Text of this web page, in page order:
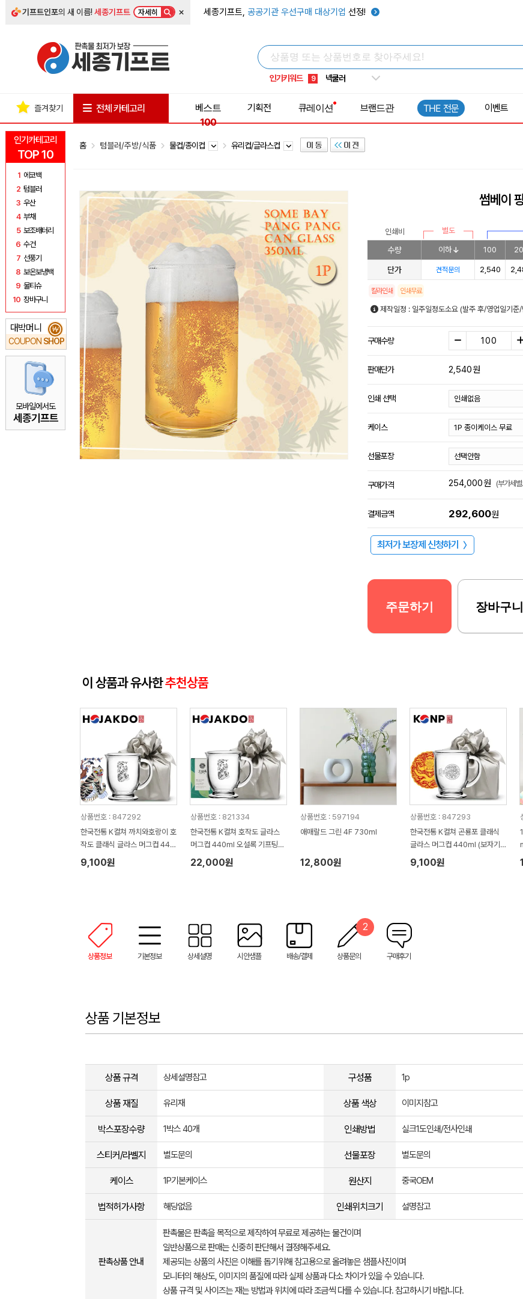
기프트인포의 새 이름!세종기프트 자세히 × 세종기프트, 공공기관 우선구매 대상기업 선정!
인기키워드
6 우산
9 넥쿨러
10 타포린가방
인기카테고리
TOP 10
1 에코백
2 텀블러
3 우산
4 부채
5 보조배터리
6 수건
7 선풍기
8 보온보냉백
9 물티슈
10 장바구니
대박머니
COUPON SHOP
₩
모바일에서도
세종기프트
즐겨찾기 전체 카테고리
베스트
100
기획전 큐레이션 브랜드관 THE 전문 이벤트
홈 텀블러/주방/식품 물컵/종이컵 유리컵/글라스컵
썸베이
인쇄비 별도
수량 이하 100
단가 견적문의 2,540
칼라인쇄 인쇄무료
제작일정 : 일주일정도소요 (발주 후/영업일기준
구매수량
판매단가 2,540원
인쇄 선택
케이스
선물포장
구매가격 254,000원 (부가세
결제금액 292,600원
최저가 보장제 신청하기 〉
주문하기 장바구니
이 상품과 유사한추천상품
상품번호 : 847292
한국전통 K컬쳐 까치와호랑이 호
작도 클래식 글라스 머그컵 440
ml (보자기 포장)
9,100원
상품번호 : 821334
한국전통 K컬쳐 호작도 글라스
머그컵 440ml 오설록 기프팅
(보자기 포장)
22,000원
상품번호 : 597194
애매랄드 그린 4F 730ml
12,800원
상품번호 : 847293
한국전통 K컬쳐 곤룡포 클래식
글라스 머그컵 440ml (보자기
포장)
9,100원
상품정보 기본정보 상세설명 시안샘플 배송/결제 상품문의
2
구매후기
상품 기본정보
상품 규격 상세설명참고 구성품 1p
상품 재질 유리재 상품 색상 이미지참고
박스포장수량 1박스 40개 인쇄방법 실크1도인쇄/전사인쇄
스티커/라벨지 별도문의 선물포장 별도문의
케이스 1P기본케이스 원산지 중국OEM
법적허가사항 해당없음 인쇄위치크기 설명참고
판촉상품 안내
판촉물은 판촉을 목적으로 제작하여 무료로 제공하는 물건이며
일반상품으로 판매는 신중히 판단해서 결정해주세요.
제공되는 상품의 사진은 이해를 돕기위해 참고용으로 올려놓은 샘플사진이며
모니터의 해상도, 이미지의 품질에 따라 실제 상품과 다소 차이가 있을 수 있습니다.
상품 규격 및 사이즈는 재는 방법과 위치에 따라 조금씩 다를 수 있습니다. 참고하시기 바랍니다.